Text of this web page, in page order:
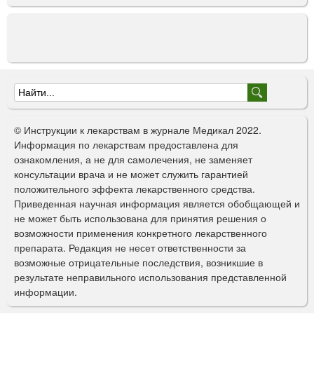
Ф
о
р
м
а
п
о
и
с
к
© Инструкции к лекарствам в журнале Медикал 2022.
Информация по лекарствам предоставлена для
ознакомления, а не для самолечения, не заменяет
консультации врача и не может служить гарантией
положительного эффекта лекарственного средства.
Приведенная научная информация является обобщающей и
не может быть использована для принятия решения о
возможности применения конкретного лекарственного
препарата. Редакция не несет ответственности за
возможные отрицательные последствия, возникшие в
результате неправильного использования представленной
информации.